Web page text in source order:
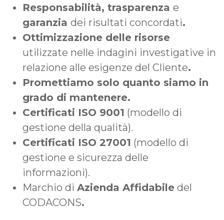
Responsabilità, trasparenza e
garanzia dei risultati concordati.
Ottimizzazione delle risorse
utilizzate nelle indagini investigative in
relazione alle esigenze del Cliente.
Promettiamo solo quanto siamo in
grado di mantenere.
Certificati ISO 9001 (modello di
gestione della qualità).
Certificati ISO 27001 (modello di
gestione e sicurezza delle
informazioni).
Marchio di Azienda Affidabile del
CODACONS.